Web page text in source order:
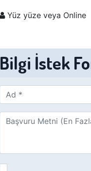
​ Yüz yüze veya Online
Bilgi İstek